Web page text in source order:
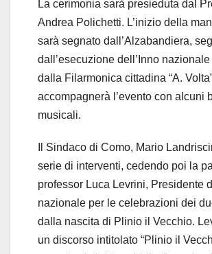
La cerimonia sarà presieduta dal
Andrea Polichetti. L’inizio della
sarà segnato dall’Alzabandiera,
dall’esecuzione dell’Inno
dalla Filarmonica cittadina “A.
accompagnerà l’evento con alcuni
musicali.
Il Sindaco di Como, Mario
serie di interventi, cedendo poi la
professor Luca Levrini, Presidente
nazionale per le celebrazioni dei
dalla nascita di Plinio il Vecchio.
un discorso intitolato “Plinio il